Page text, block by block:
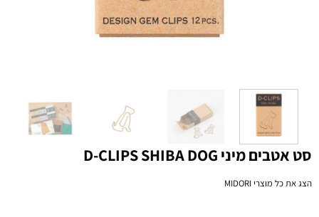
סט אטבים מיני D-CLIPS SHIBA DOG
הצג את כל מוצריMIDORI